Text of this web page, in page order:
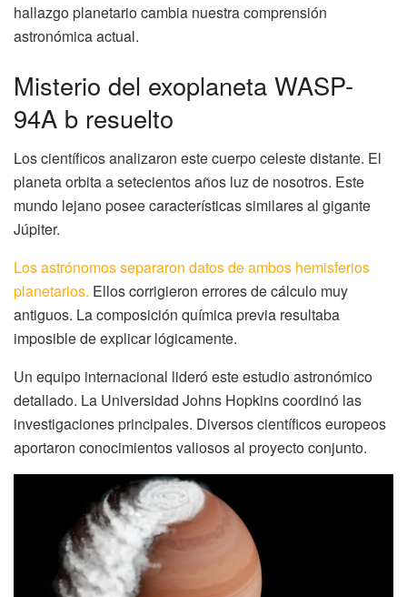
hallazgo planetario cambia nuestra comprensión
astronómica actual.
Misterio del exoplaneta WASP-
94A b resuelto
Los científicos analizaron este cuerpo celeste distante. El
planeta orbita a setecientos años luz de nosotros. Este
mundo lejano posee características similares al gigante
Júpiter.
Los astrónomos separaron datos de ambos hemisferios
planetarios. Ellos corrigieron errores de cálculo muy
antiguos. La composición química previa resultaba
imposible de explicar lógicamente.
Un equipo internacional lideró este estudio astronómico
detallado. La Universidad Johns Hopkins coordinó las
investigaciones principales. Diversos científicos europeos
aportaron conocimientos valiosos al proyecto conjunto.